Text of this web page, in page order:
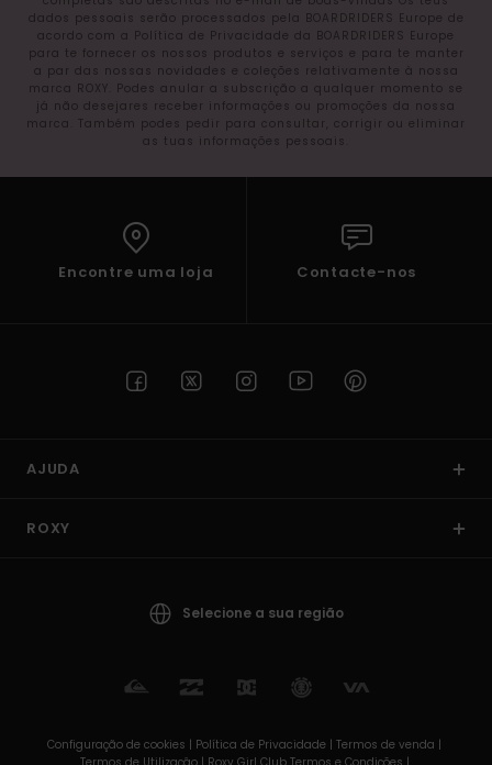
dados pessoais serão processados pela BOARDRIDERS Europe de
acordo com a Política de Privacidade da BOARDRIDERS Europe
para te fornecer os nossos produtos e serviços e para te manter
a par das nossas novidades e coleções relativamente à nossa
marca ROXY. Podes anular a subscrição a qualquer momento se
já não desejares receber informações ou promoções da nossa
marca. Também podes pedir para consultar, corrigir ou eliminar
as tuas informações pessoais.
Encontre uma loja Contacte-nos
AJUDA
ROXY
Selecione a sua região
Configuração de cookies | Política de Privacidade | Termos de venda |